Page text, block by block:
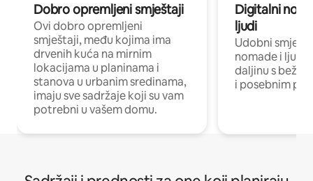
Dobro opremljeni smještaji
Ovi dobro opremljeni
smještaji, među kojima ima
drvenih kuća na mirnim
lokacijama u planinama i
stanova u urbanim sredinama,
imaju sve sadržaje koji su vam
potrebni u vašem domu.
Digitalni
ljudi
Udobni
nomade i ljude
daljinu s
i posebnim